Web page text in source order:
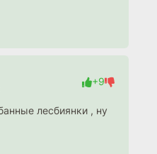
+9
лесбиянки , ну